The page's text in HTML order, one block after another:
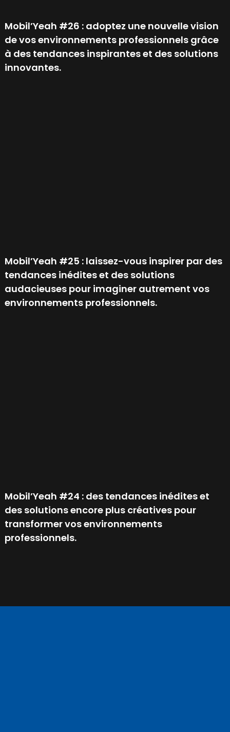
Mobil’Yeah #26 : adoptez une nouvelle vision
de vos environnements professionnels grâce
à des tendances inspirantes et des solutions
innovantes.
Mobil’Yeah #25 : laissez-vous inspirer par des
tendances inédites et des solutions
audacieuses pour imaginer autrement vos
environnements professionnels.
Mobil’Yeah #24 : des tendances inédites et
des solutions encore plus créatives pour
transformer vos environnements
professionnels.